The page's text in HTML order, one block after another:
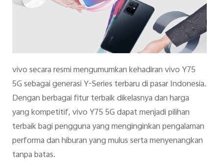
vivo secara resmi mengumumkan kehadiran vivo Y75
5G sebagai generasi Y-Series terbaru di pasar Indonesia.
Dengan berbagai fitur terbaik dikelasnya dan harga
yang kompetitif, vivo Y75 5G dapat menjadi pilihan
terbaik bagi pengguna yang menginginkan pengalaman
performa dan hiburan yang mulus serta menyenangkan
tanpa batas.